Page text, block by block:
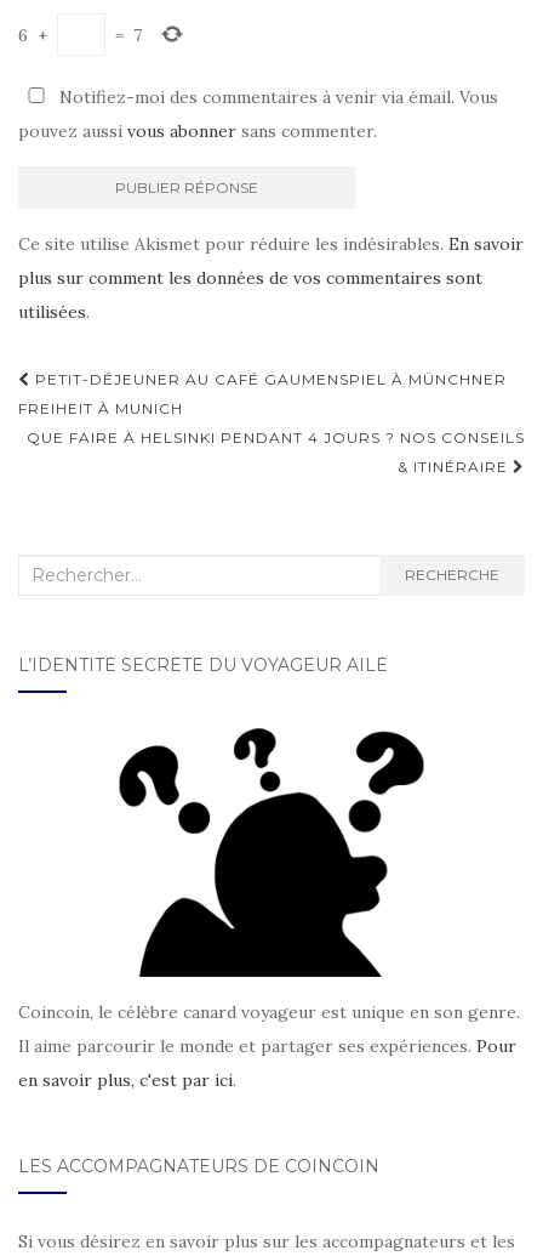
6 + = 7
Notifiez-moi des commentaires à venir via émail. Vous
pouvez aussi vous abonner sans commenter.
Ce site utilise Akismet pour réduire les indésirables. En savoir
plus sur comment les données de vos commentaires sont
utilisées.
Navigation d'article
PETIT-DÉJEUNER AU CAFÉ GAUMENSPIEL À MÜNCHNER
FREIHEIT À MUNICH
QUE FAIRE À HELSINKI PENDANT 4 JOURS ? NOS CONSEILS
& ITINÉRAIRE
Recherche : RECHERCHE
L’IDENTITÉ SECRÈTE DU VOYAGEUR AILÉ
Coincoin, le célèbre canard voyageur est unique en son genre.
Il aime parcourir le monde et partager ses expériences. Pour
en savoir plus, c'est par ici.
LES ACCOMPAGNATEURS DE COINCOIN
Si vous désirez en savoir plus sur les accompagnateurs et les